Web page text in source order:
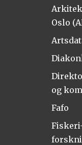
Oslo
og
Fafo